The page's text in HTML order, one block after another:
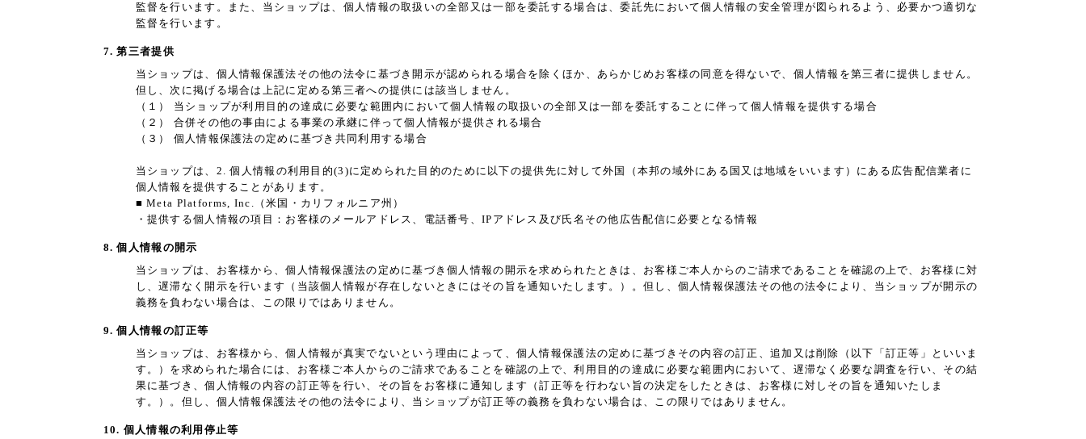
監督を行います。また、当ショップは、個人情報の取扱いの全部又は一部を委託する場合は、委託先において個人情報の安全管理が図られるよう、必要かつ適切な
監督を行います。
7. 第三者提供
当ショップは、個人情報保護法その他の法令に基づき開示が認められる場合を除くほか、あらかじめお客様の同意を得ないで、個人情報を第三者に提供しません。
但し、次に掲げる場合は上記に定める第三者への提供には該当しません。
（１） 当ショップが利用目的の達成に必要な範囲内において個人情報の取扱いの全部又は一部を委託することに伴って個人情報を提供する場合
（２） 合併その他の事由による事業の承継に伴って個人情報が提供される場合
（３） 個人情報保護法の定めに基づき共同利用する場合
当ショップは、2. 個人情報の利用目的(3)に定められた目的のために以下の提供先に対して外国（本邦の域外にある国又は地域をいいます）にある広告配信業者に
個人情報を提供することがあります。
■ Meta Platforms, Inc.（米国・カリフォルニア州）
・提供する個人情報の項目：お客様のメールアドレス、電話番号、IPアドレス及び氏名その他広告配信に必要となる情報
8. 個人情報の開示
当ショップは、お客様から、個人情報保護法の定めに基づき個人情報の開示を求められたときは、お客様ご本人からのご請求であることを確認の上で、お客様に対
し、遅滞なく開示を行います（当該個人情報が存在しないときにはその旨を通知いたします。）。但し、個人情報保護法その他の法令により、当ショップが開示の
義務を負わない場合は、この限りではありません。
9. 個人情報の訂正等
当ショップは、お客様から、個人情報が真実でないという理由によって、個人情報保護法の定めに基づきその内容の訂正、追加又は削除（以下「訂正等」といいま
す。）を求められた場合には、お客様ご本人からのご請求であることを確認の上で、利用目的の達成に必要な範囲内において、遅滞なく必要な調査を行い、その結
果に基づき、個人情報の内容の訂正等を行い、その旨をお客様に通知します（訂正等を行わない旨の決定をしたときは、お客様に対しその旨を通知いたしま
す。）。但し、個人情報保護法その他の法令により、当ショップが訂正等の義務を負わない場合は、この限りではありません。
10. 個人情報の利用停止等